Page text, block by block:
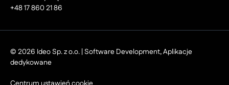
+48 17 860 21 86
© 2026 Ideo Sp. z o.o. | Software Development, Aplikacje
dedykowane